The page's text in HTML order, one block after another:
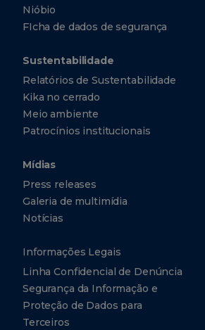
Nióbio
FIcha de dados de segurança
Sustentabilidade
Relatórios de Sustentabilidade
Kika no cerrado
Meio ambiente
Patrocínios institucionais
Mídias
Press releases
Galeria de multimídia
Notícias
Informações Legais
Linha Confidencial de Denúncia
Segurança da Informação e
Proteção de Dados para
Terceiros